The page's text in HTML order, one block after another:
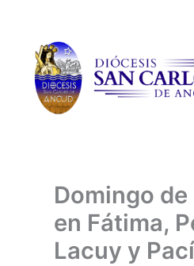
Domingo de
en Fátima,
Lacuy y